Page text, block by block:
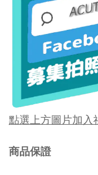
點選上方圖片加入
商品保證